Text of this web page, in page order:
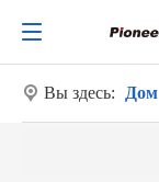
Вы здесь: Дом